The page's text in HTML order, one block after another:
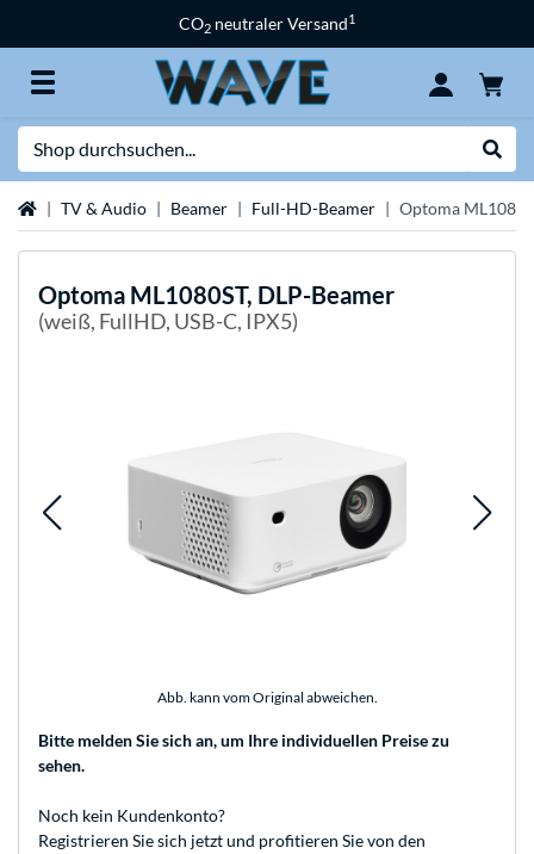
CO2 neutraler Versand1
StartseiteTV & Audio Beamer Full-HD-Beamer Optoma
Optoma ML1080ST, DLP-Beamer
(weiß, FullHD, USB-C, IPX5)
Abb. kann vom Original abweichen.
Bitte melden Sie sich an, um Ihre individuellen Preise zu
sehen.
Noch kein Kundenkonto?
Registrieren Sie sich jetzt und profitieren Sie von den